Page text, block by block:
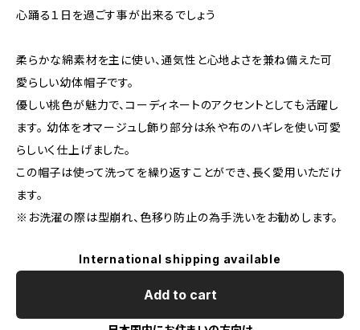
心踊る１日を過ごす事が出来るでしょう
柔らかな綿素材を主に使い、通気性と心地よさを兼ね備えた可
愛らしい幼体帽子です。
優しい桃色が魅力で、コーディネートのアクセントとしても活躍し
ます。 幼体をオマージュし飾り部分は糸や布のハギレを使い可愛
らしいく仕上げました。
この帽子は使って洗ってを繰り返すことができ、長く愛用いただけ
ます。
※お洗濯の際は型崩れ、色移り防止の為手洗いをお勧めします。
International shipping available
Add to cart